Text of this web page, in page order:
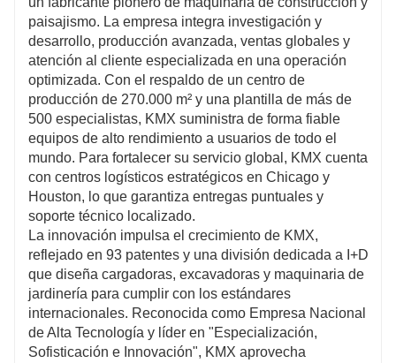
paisajismo. La empresa integra investigación y
desarrollo, producción avanzada, ventas globales y
atención al cliente especializada en una operación
optimizada. Con el respaldo de un centro de
producción de 270.000 m² y una plantilla de más de
500 especialistas, KMX suministra de forma fiable
equipos de alto rendimiento a usuarios de todo el
mundo. Para fortalecer su servicio global, KMX cuenta
con centros logísticos estratégicos en Chicago y
Houston, lo que garantiza entregas puntuales y
soporte técnico localizado.
La innovación impulsa el crecimiento de KMX,
reflejado en 93 patentes y una división dedicada a I+D
que diseña cargadoras, excavadoras y maquinaria de
jardinería para cumplir con los estándares
internacionales. Reconocida como Empresa Nacional
de Alta Tecnología y líder en "Especialización,
Sofisticación e Innovación", KMX aprovecha